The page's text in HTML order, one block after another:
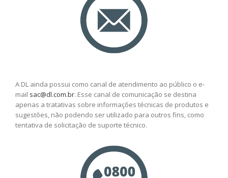
A DL ainda possui como canal de atendimento ao público o e-
mail sac@dl.com.br. Esse canal de comunicação se destina
apenas a tratativas sobre informações técnicas de produtos e
sugestões, não podendo ser utilizado para outros fins, como
tentativa de solicitação de suporte técnico.